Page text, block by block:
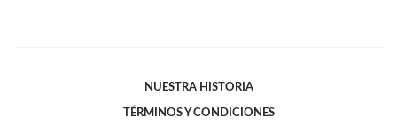
NUESTRA HISTORIA
TÉRMINOS Y CONDICIONES